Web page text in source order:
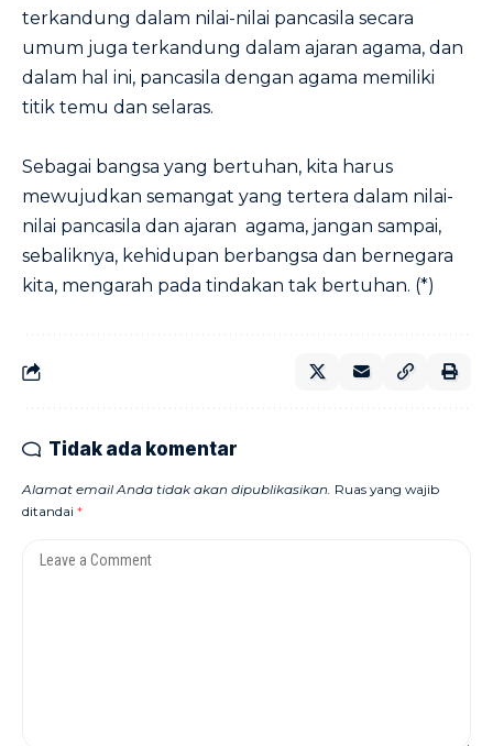
terkandung dalam nilai-nilai pancasila secara
umum juga terkandung dalam ajaran agama, dan
dalam hal ini, pancasila dengan agama memiliki
titik temu dan selaras.
Sebagai bangsa yang bertuhan, kita harus
mewujudkan semangat yang tertera dalam nilai-
nilai pancasila dan ajaran agama, jangan sampai,
sebaliknya, kehidupan berbangsa dan bernegara
kita, mengarah pada tindakan tak bertuhan. (*)
Tidak ada komentar
Alamat email Anda tidak akan dipublikasikan. Ruas yang wajib
ditandai *